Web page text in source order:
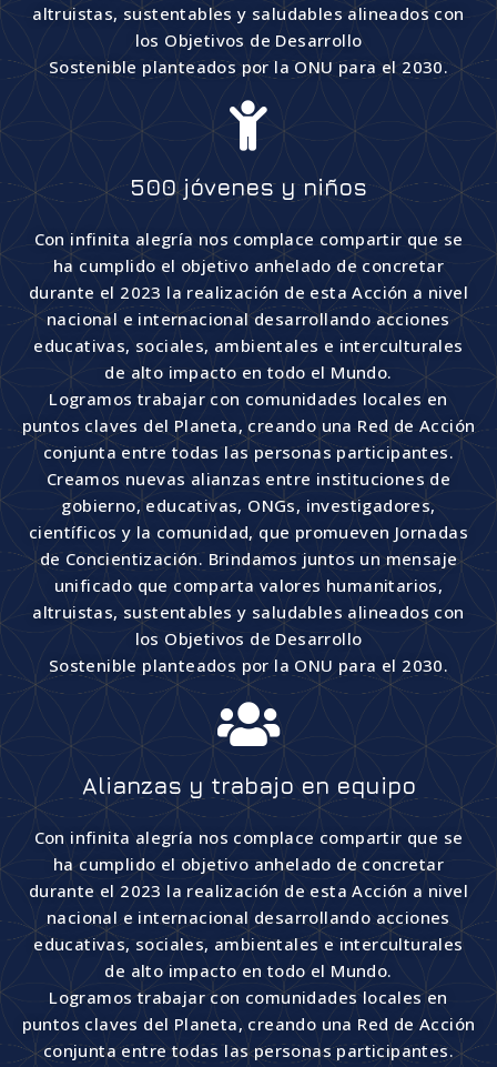
altruistas, sustentables y saludables alineados con
los Objetivos de Desarrollo
Sostenible planteados por la ONU para el 2030.
500 jóvenes y niños
Con infinita alegría nos complace compartir que se
ha cumplido el objetivo anhelado de concretar
durante el 2023 la realización de esta Acción a nivel
nacional e internacional desarrollando acciones
educativas, sociales, ambientales e interculturales
de alto impacto en todo el Mundo.
Logramos trabajar con comunidades locales en
puntos claves del Planeta, creando una Red de Acción
conjunta entre todas las personas participantes.
Creamos nuevas alianzas entre instituciones de
gobierno, educativas, ONGs, investigadores,
científicos y la comunidad, que promueven Jornadas
de Concientización. Brindamos juntos un mensaje
unificado que comparta valores humanitarios,
altruistas, sustentables y saludables alineados con
los Objetivos de Desarrollo
Sostenible planteados por la ONU para el 2030.
Alianzas y trabajo en equipo
Con infinita alegría nos complace compartir que se
ha cumplido el objetivo anhelado de concretar
durante el 2023 la realización de esta Acción a nivel
nacional e internacional desarrollando acciones
educativas, sociales, ambientales e interculturales
de alto impacto en todo el Mundo.
Logramos trabajar con comunidades locales en
puntos claves del Planeta, creando una Red de Acción
conjunta entre todas las personas participantes.